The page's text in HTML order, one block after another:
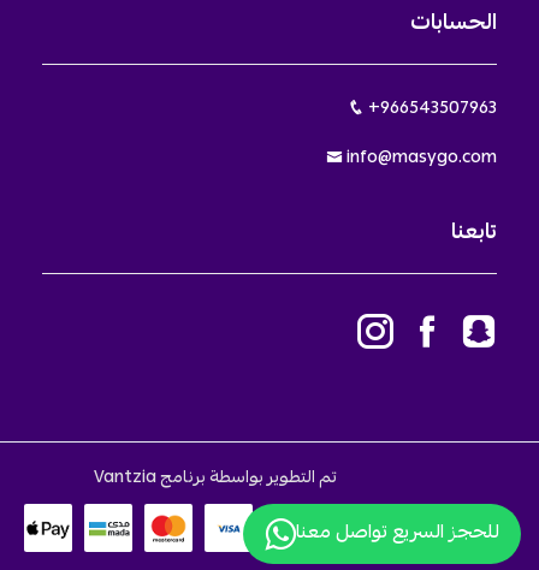
الحسابات
+966543507963
info@masygo.com
تابعنا
تم التطوير بواسطة برنامج Vantzia
للحجز السريع تواصل معنا